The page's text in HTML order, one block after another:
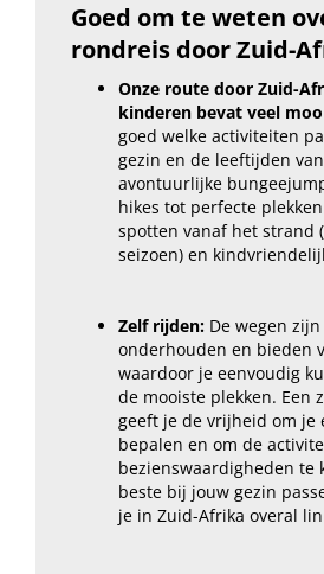
Goed om te weten
rondreis door Zuid-
Onze route door Zuid-
kinderen bevat veel
goed welke activiteiten
gezin en de leeftijden
avontuurlijke
hikes tot perfecte
spotten vanaf het strand
seizoen) en
Zelf rijden: De wegen zijn
onderhouden en bieden
waardoor je eenvoudig
de mooiste plekken. Een
geeft je de vrijheid om je
bepalen en om de
bezienswaardigheden te
beste bij jouw gezin
je in Zuid-Afrika overal